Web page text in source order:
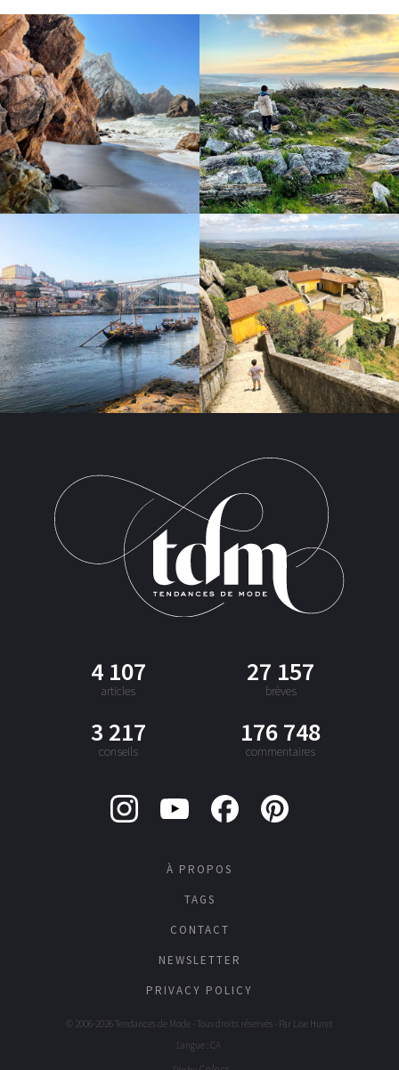
4 107
articles
27 157
brèves
3 217
conseils
176 748
commentaires
À PROPOS
TAGS
CONTACT
NEWSLETTER
PRIVACY POLICY
© 2006-2026 Tendances de Mode - Tous droits réservés - Par Lise Huret
Langue : CA